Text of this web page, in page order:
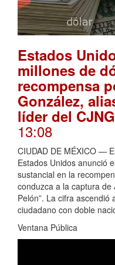
Estados
millones de
recompensa
González,
líder del CJNG
13:08
CIUDAD DE MÉXICO —
Estados Unidos anunció
sustancial en la
conduzca a la captura de
Pelón”. La cifra
ciudadano con doble
Ventana Pública